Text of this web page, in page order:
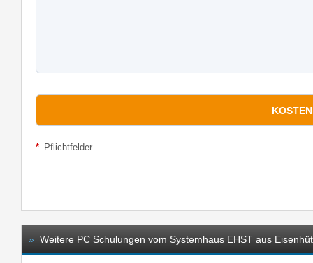
* Pflichtfelder
» Weitere PC Schulungen vom Systemhaus EHST aus